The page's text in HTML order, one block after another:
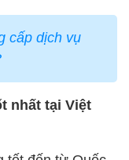
cấp dịch vụ
nhất tại Việt